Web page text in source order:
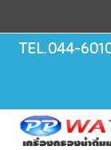
TEL.044-